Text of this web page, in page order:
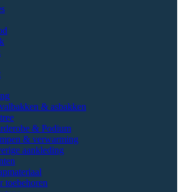
& asbakken
& Podium
& verwarming
aankleding
toebehoren